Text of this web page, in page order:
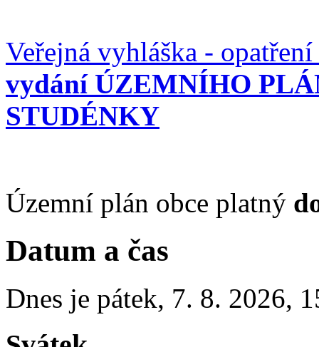
Veřejná vyhláška -
vydání ÚZEMNÍHO
STUDÉNKY
Územní plán obce platný
Datum a čas
Dnes je pátek, 7. 8. 2026,